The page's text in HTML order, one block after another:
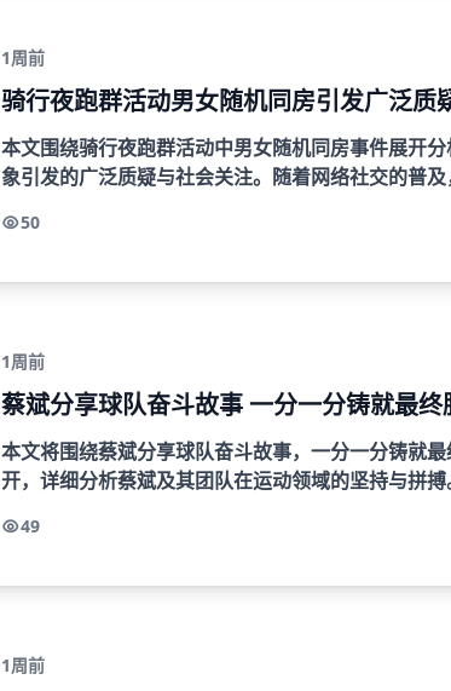
1周前
骑行夜跑群活动男女随机同房引发广泛质
本文围绕骑行夜跑群活动中男女随机同房事件展开
象引发的广泛质疑与社会关注。随着网络社交的普
“男女随机同房”...
50
1周前
蔡斌分享球队奋斗故事 一分一分铸就最终
本文将围绕蔡斌分享球队奋斗故事，一分一分铸就
开，详细分析蔡斌及其团队在运动领域的坚持与拼
作、心态调整和自...
49
1周前